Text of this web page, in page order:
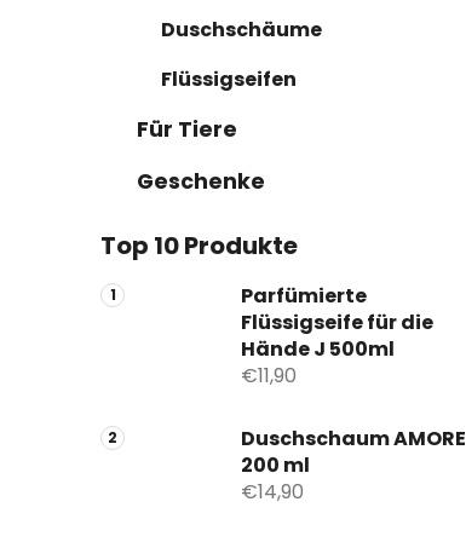
Duschschäume
Flüssigseifen
Für Tiere
Geschenke
Top 10 Produkte
Parfümierte
Flüssigseife für die
Hände J 500ml
€11,90
Duschschaum AMORE
200 ml
€14,90